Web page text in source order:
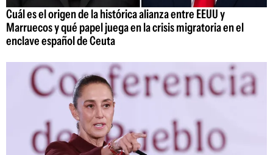
Cuál es el origen de la histórica alianza entre EEUU y
Marruecos y qué papel juega en la crisis migratoria en el
enclave español de Ceuta